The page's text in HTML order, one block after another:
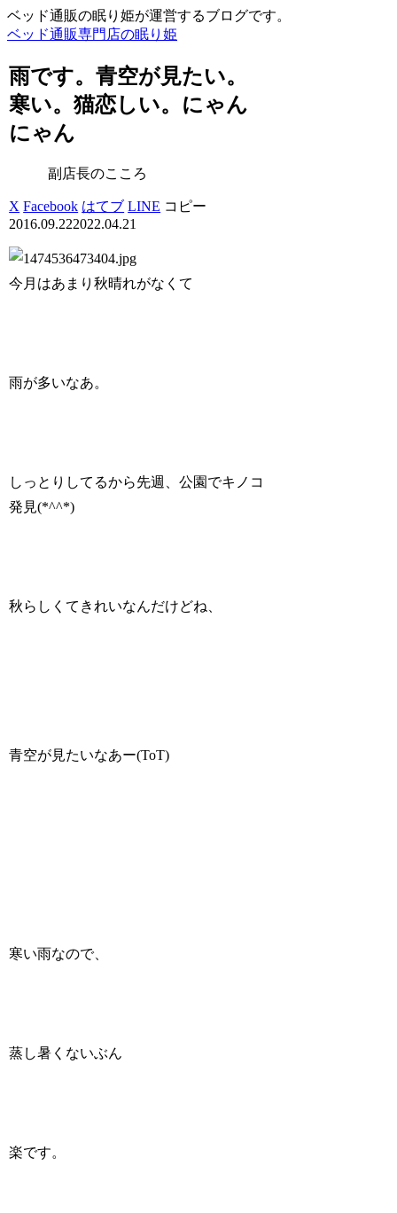
ベッド通販の眠り姫が運営するブログです。
ベッド通販専門店の眠り姫
雨です。青空が見たい。
寒い。猫恋しい。にゃん
にゃん
副店長のこころ
X Facebook はてブ LINE コピー
2016.09.222022.04.21
今月はあまり秋晴れがなくて
雨が多いなあ。
しっとりしてるから先週、公園でキノコ
発見(*^^*)
秋らしくてきれいなんだけどね、
青空が見たいなあー(ToT)
寒い雨なので、
蒸し暑くないぶん
楽です。